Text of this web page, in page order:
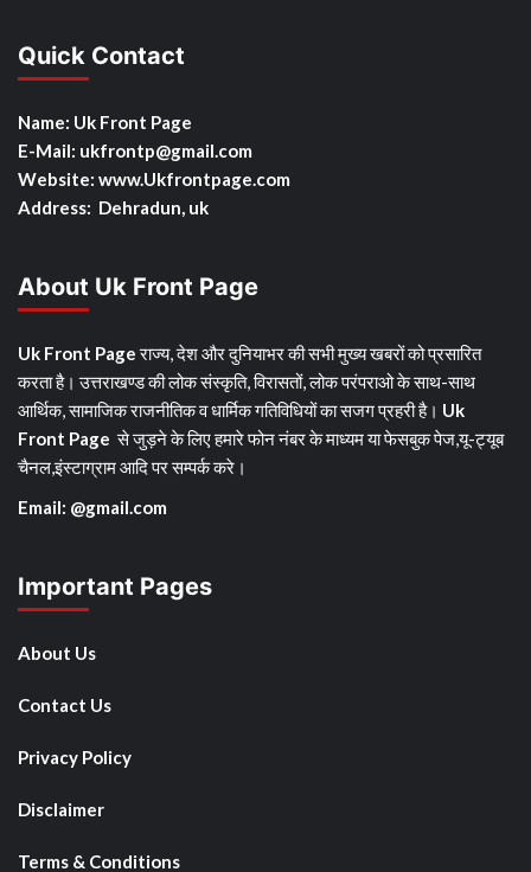
Quick Contact
Name: Uk Front Page
E-Mail: ukfrontp@gmail.com
Website: www.Ukfrontpage.com
Address: Dehradun, uk
About Uk Front Page
Uk Front Pageराज्य, देश और दुनियाभर की सभी मुख्य खबरों को प्रसारित
करता है। उत्तराखण्ड की लोक संस्कृति, विरासतों, लोक परंपराओ के साथ-साथ
आर्थिक, सामाजिक राजनीतिक व धार्मिक गतिविधियों का सजग प्रहरी है। Uk
Front Page से जुड़ने के लिए हमारे फोन नंबर के माध्यम या फेसबुक पेज,यू-ट्यूब
चैनल,इंस्टाग्राम आदि पर सम्पर्क करे।
Email: @gmail.com
Important Pages
About Us
Contact Us
Privacy Policy
Disclaimer
Terms & Conditions